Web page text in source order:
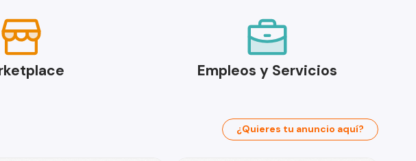
Empleos y Servicios
¿Quieres tu anuncio aquí?